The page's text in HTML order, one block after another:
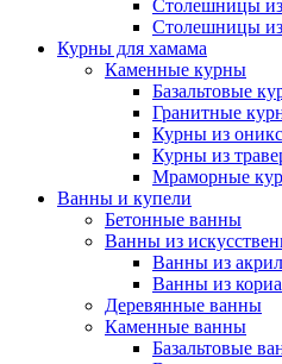
Столешницы
Столешницы из
Курны для хамама
Каменные курны
Базальтовые
Гранитные
Курны из
Курны из
Мраморные
Ванны и купели
Бетонные ванны
Ванны из
Ванны из
Ванны из
Деревянные ванны
Каменные ванны
Базальтовые